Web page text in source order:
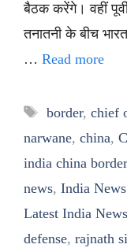
बैठक करेंगे। वहीं
तनातनी के बीच
… Read more
Tags
border, chief
narwane, china,
india china border
news, India
Latest India
defense, rajnath